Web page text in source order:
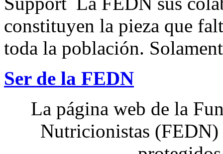
constituyen la pieza que
toda la población.
Ser de la FEDN
La página web de la
Nutricionistas (FEDN)